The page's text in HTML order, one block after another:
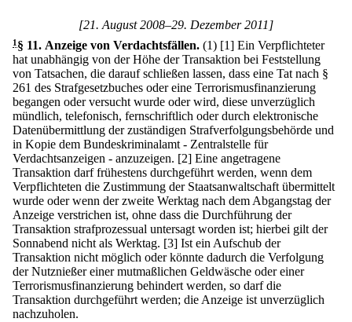
[21. August 2008–29. Dezember 2011]
1§ 11. Anzeige von Verdachtsfällen. (1) [1] Ein Verpflichteter
hat unabhängig von der Höhe der Transaktion bei Feststellung
von Tatsachen, die darauf schließen lassen, dass eine Tat nach §
261 des Strafgesetzbuches oder eine Terrorismusfinanzierung
begangen oder versucht wurde oder wird, diese unverzüglich
mündlich, telefonisch, fernschriftlich oder durch elektronische
Datenübermittlung der zuständigen Strafverfolgungsbehörde und
in Kopie dem Bundeskriminalamt - Zentralstelle für
Verdachtsanzeigen - anzuzeigen. [2] Eine angetragene
Transaktion darf frühestens durchgeführt werden, wenn dem
Verpflichteten die Zustimmung der Staatsanwaltschaft übermittelt
wurde oder wenn der zweite Werktag nach dem Abgangstag der
Anzeige verstrichen ist, ohne dass die Durchführung der
Transaktion strafprozessual untersagt worden ist; hierbei gilt der
Sonnabend nicht als Werktag. [3] Ist ein Aufschub der
Transaktion nicht möglich oder könnte dadurch die Verfolgung
der Nutznießer einer mutmaßlichen Geldwäsche oder einer
Terrorismusfinanzierung behindert werden, so darf die
Transaktion durchgeführt werden; die Anzeige ist unverzüglich
nachzuholen.